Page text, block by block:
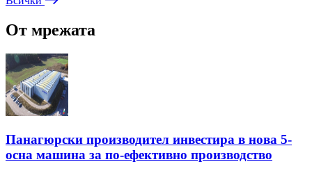
От мрежата
Панагюрски производител инвестира в нова 5-
осна машина за по-ефективно производство